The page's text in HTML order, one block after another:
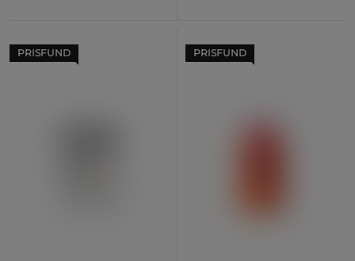
PRISFUND PRISFUND